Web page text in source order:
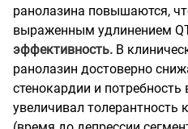
ранолазина повышаются,
выраженным удлинением
эффективность. В
ранолазин достоверно
стенокардии и потребность
увеличивал толерантность